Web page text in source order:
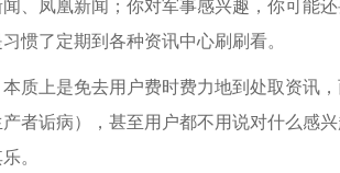
、凤凰新闻；你对军事感兴趣，你可能
惯了定期到各种资讯中心刷刷看。
质上是免去用户费时费力地到处取资讯
者诟病），甚至用户都不用说对什么感
。